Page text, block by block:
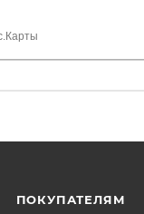
всегда на
ПОКУПАТЕЛЯМ